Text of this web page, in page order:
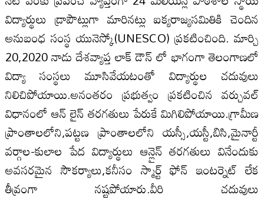
విద్యార్థులు డ్రాపౌట్లుగా మారినట్లు ఐక్యరాజ్యసమితికి చెందిన
అనుబంధ సంస్థ యునెస్కో(UNESCO) ప్రకటించింది. మార్చి
20,2020 నాడు దేశవ్యాప్త లాక్ డౌన్ లో భాగంగా తెలంగాణలో
విద్యా సంస్థలు మూసివేయటంతో విద్యార్థుల చదువులు
నిలిచిపోయాయి.అనంతరం ప్రభుత్వం ప్రకటించిన వర్చువల్
విధానంలో ఆన్ లైన్ తరగతులు పేరుకే మిగిలిపోయాయి.గ్రామీణ
ప్రాంతాలలోని,పట్టణ ప్రాంతాలలోని యస్సీ,యస్టీ,బిసి,మైనార్టీ
వర్గాల-కులాల పేద విద్యార్థులు ఆన్లైన్ తరగతులు వినేందుకు
అవసరమైన సౌకర్యాలు,కనీసం స్మార్ట్ ఫోన్ ఇంటర్నెట్ లేక
తీవ్రంగా నష్టపోయారు.వీరి చదువులు